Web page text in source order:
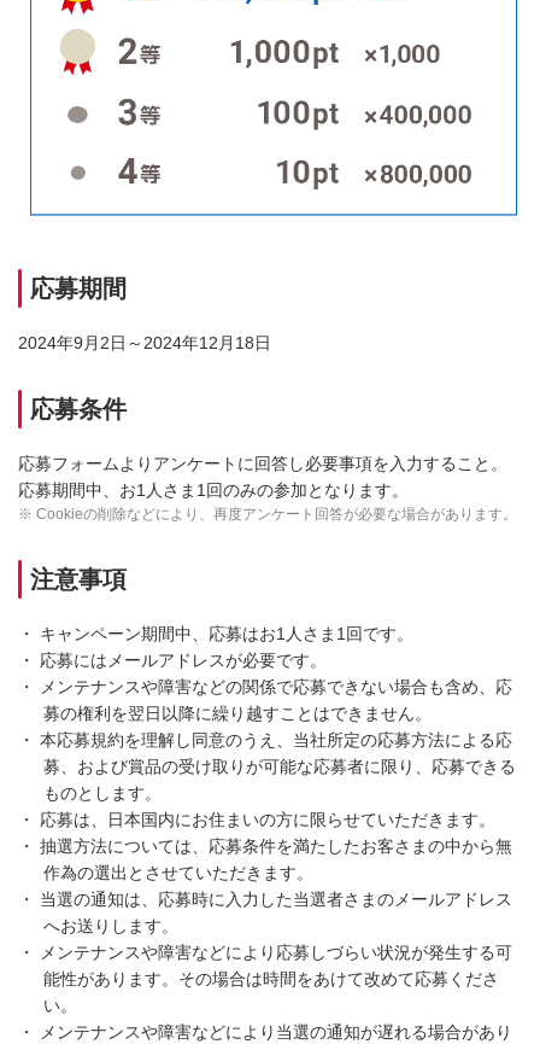
応募期間
2024年9月2日～2024年12月18日
応募条件
応募フォームよりアンケートに回答し必要事項を入力すること。
応募期間中、お1人さま1回のみの参加となります。
※ Cookieの削除などにより、再度アンケート回答が必要な場合があります。
注意事項
・ キャンペーン期間中、応募はお1人さま1回です。
・ 応募にはメールアドレスが必要です。
・ メンテナンスや障害などの関係で応募できない場合も含め、応
募の権利を翌日以降に繰り越すことはできません。
・ 本応募規約を理解し同意のうえ、当社所定の応募方法による応
募、および賞品の受け取りが可能な応募者に限り、応募できる
ものとします。
・ 応募は、日本国内にお住まいの方に限らせていただきます。
・ 抽選方法については、応募条件を満たしたお客さまの中から無
作為の選出とさせていただきます。
・ 当選の通知は、応募時に入力した当選者さまのメールアドレス
へお送りします。
・ メンテナンスや障害などにより応募しづらい状況が発生する可
能性があります。その場合は時間をあけて改めて応募くださ
い。
・ メンテナンスや障害などにより当選の通知が遅れる場合があり